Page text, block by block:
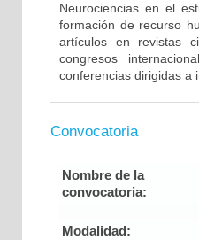
Neurociencias en el
formación de recurso
artículos en revistas
congresos
conferencias dirigidas a
Convocatoria
Nombre de la
convocatoria:
Modalidad: